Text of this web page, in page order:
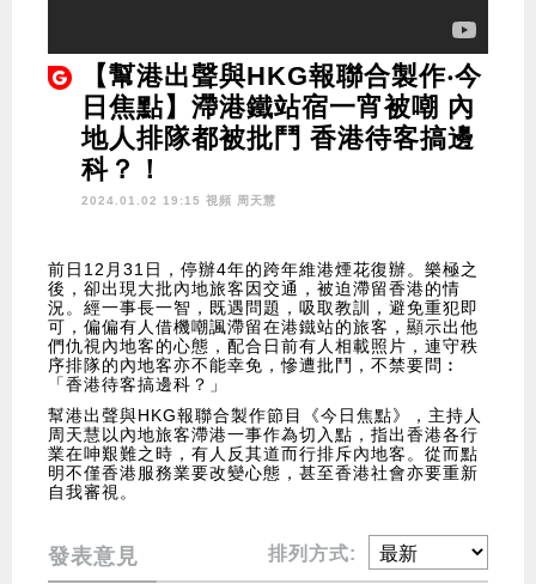
【幫港出聲與HKG報聯合製作‧今
日焦點】滯港鐵站宿一宵被嘲 內
地人排隊都被批鬥 香港待客搞邊
科？！
2024.01.02 19:15 視頻 周天慧
前日12月31日，停辦4年的跨年維港煙花復辦。樂極之
後，卻出現大批內地旅客因交通，被迫滯留香港的情
況。經一事長一智，既遇問題，吸取教訓，避免重犯即
可，偏偏有人借機嘲諷滯留在港鐵站的旅客，顯示出他
們仇視內地客的心態，配合日前有人相載照片，連守秩
序排隊的內地客亦不能幸免，慘遭批鬥，不禁要問︰
「香港待客搞邊科？」
幫港出聲與HKG報聯合製作節目《今日焦點》，主持人
周天慧以內地旅客滯港一事作為切入點，指出香港各行
業在呻艱難之時，有人反其道而行排斥內地客。從而點
明不僅香港服務業要改變心態，甚至香港社會亦要重新
自我審視。
發表意見 排列方式: